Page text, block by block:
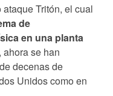
Tritón, el cual
de
en una planta
, ahora se han
decenas de
Unidos como en